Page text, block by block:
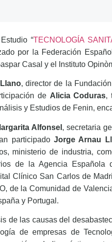
“TECNOLOGÍA
por la Federación
Casal y el Instituto
, director de la
de Alicia Coduras,
y Estudios de Fenin,
Alfonsel , secretaria
participado Jorge Arnau
ministerio de industria,
de la Agencia Española
Clínico San Carlos de
de la Comunidad de
y Portugal.
de las causas del
de empresas de